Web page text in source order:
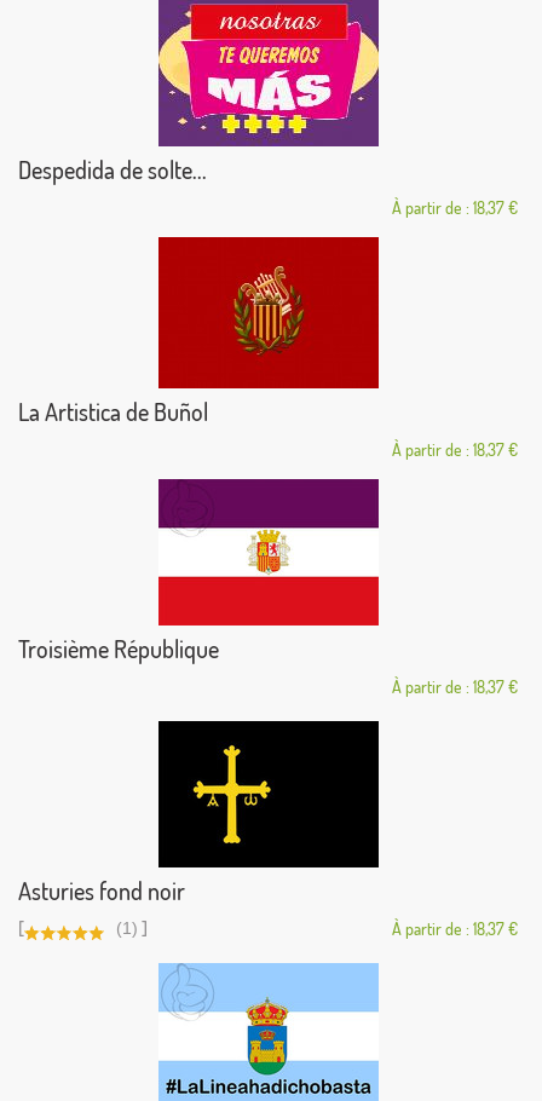
Despedida de solte...
À partir de : 18,37 €
La Artistica de Buñol
À partir de : 18,37 €
Troisième République
À partir de : 18,37 €
Asturies fond noir
[ (1) ] À partir de : 18,37 €